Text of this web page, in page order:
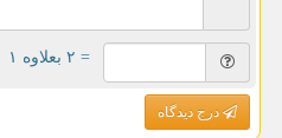
= ۲ بعلاوه ۱
درج دیدگاه